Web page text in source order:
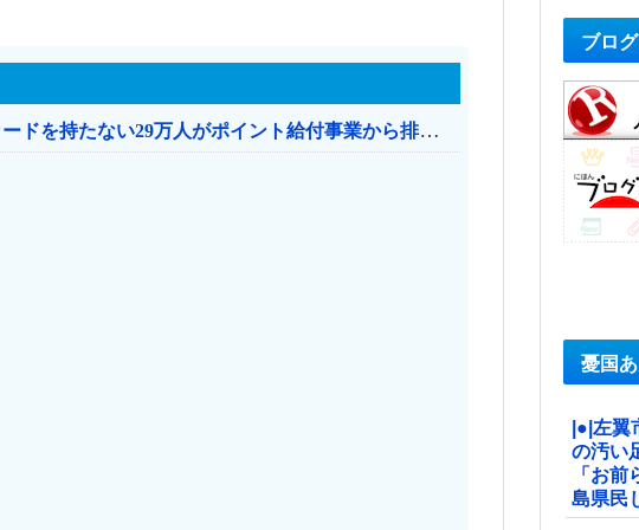
共産党「これは酷い…京都市でマイナンバーカードを持たない29万人がポイント給付事業から排除された」
ブロ
憂国
|●|左翼
の汚い
「お
島県民